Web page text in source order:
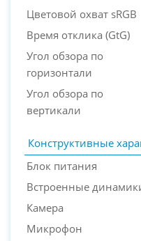
Цветовой охват sRGB
Время отклика (GtG)
Угол обзора по
горизонтали
Угол обзора по
вертикали
Конструктивные
Блок питания
Встроенные
Камера
Микрофон